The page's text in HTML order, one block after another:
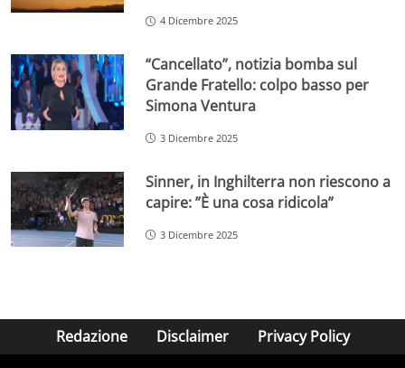
4 Dicembre 2025
“Cancellato”, notizia bomba sul
Grande Fratello: colpo basso per
Simona Ventura
3 Dicembre 2025
Sinner, in Inghilterra non riescono a
capire: ”È una cosa ridicola”
3 Dicembre 2025
Redazione Disclaimer Privacy Policy